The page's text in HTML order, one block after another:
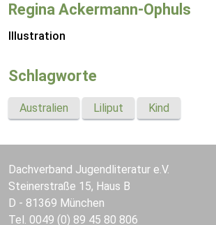
Regina Ackermann-Ophuls
Illustration
Schlagworte
Australien Liliput Kind
Dachverband Jugendliteratur e.V.
Steinerstraße 15, Haus B
D - 81369 München
Tel. 0049 (0) 89 45 80 806